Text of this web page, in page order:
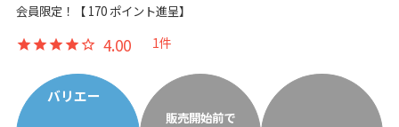
会員限定！【 170 ポイント進呈】
4.00 1
バリエー
販売開始前で